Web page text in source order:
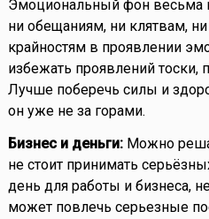
Эмоциональный фон весьма
ни обещаниям, ни клятвам,
крайностям в проявлении
избежать проявлений тоски,
Лучше поберечь силы и
он уже не за горами.
Бизнес и деньги:Можно
не стоит принимать
день для работы и бизнеса,
может повлечь серьезные